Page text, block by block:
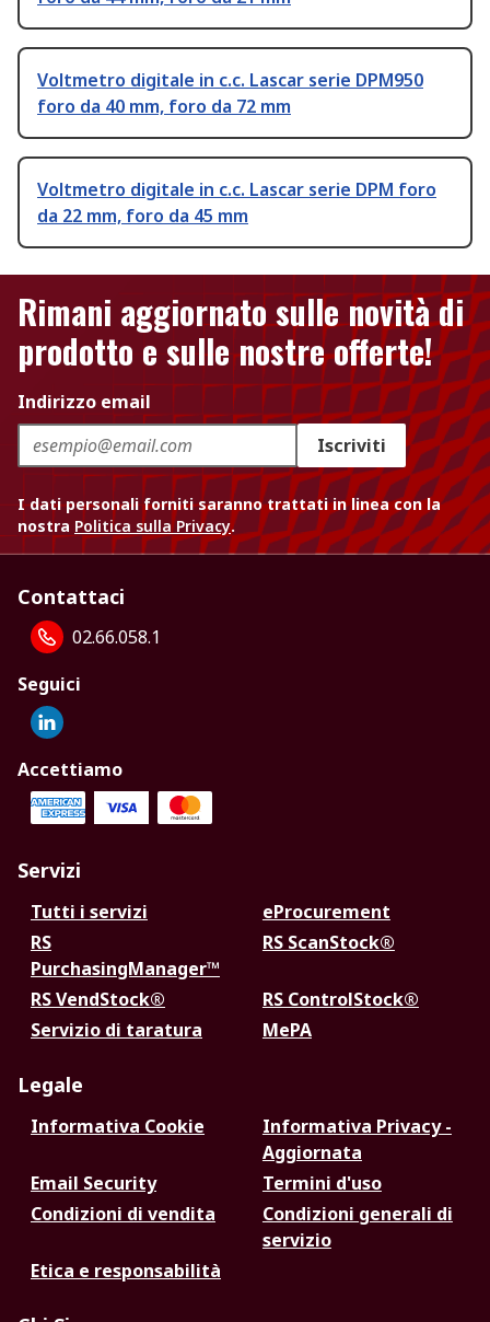
Voltmetro digitale in c.c. Lascar serie DPM950
foro da 40 mm, foro da 72 mm
Voltmetro digitale in c.c. Lascar serie DPM foro
da 22 mm, foro da 45 mm
Rimani aggiornato sulle novità di
prodotto e sulle nostre offerte!
Indirizzo email
Iscriviti
I dati personali forniti saranno trattati in linea con la
nostra Politica sulla Privacy.
Contattaci
02.66.058.1
Seguici
Accettiamo
Servizi
Tutti i servizi
eProcurement
RS
PurchasingManager™
RS ScanStock®
RS VendStock®
RS ControlStock®
Servizio di taratura
MePA
Legale
Informativa Cookie
Informativa Privacy -
Aggiornata
Email Security
Termini d'uso
Condizioni di vendita
Condizioni generali di
servizio
Etica e responsabilità